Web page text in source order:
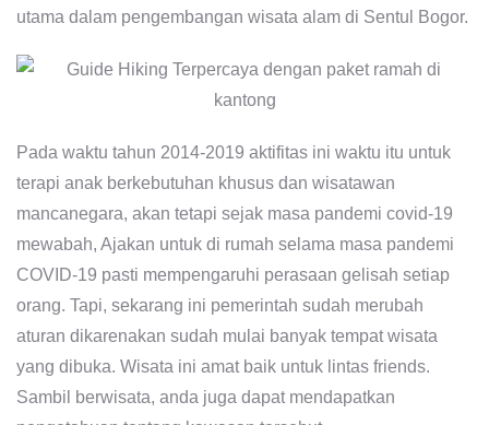
utama dalam pengembangan wisata alam di Sentul Bogor.
Pada waktu tahun 2014-2019 aktifitas ini waktu itu untuk
terapi anak berkebutuhan khusus dan wisatawan
mancanegara, akan tetapi sejak masa pandemi covid-19
mewabah, Ajakan untuk di rumah selama masa pandemi
COVID-19 pasti mempengaruhi perasaan gelisah setiap
orang. Tapi, sekarang ini pemerintah sudah merubah
aturan dikarenakan sudah mulai banyak tempat wisata
yang dibuka. Wisata ini amat baik untuk lintas friends.
Sambil berwisata, anda juga dapat mendapatkan